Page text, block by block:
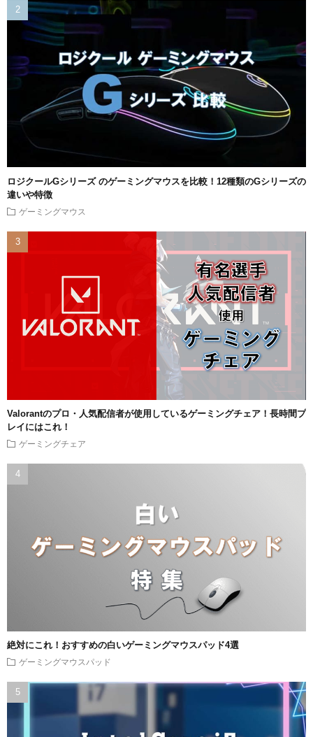
ロジクールGシリーズ のゲーミングマウスを比較！12種類のGシリーズの
違いや特徴
ゲーミングマウス
Valorantのプロ・人気配信者が使用しているゲーミングチェア！長時間プ
レイにはこれ！
ゲーミングチェア
絶対にこれ！おすすめの白いゲーミングマウスパッド4選
ゲーミングマウスパッド